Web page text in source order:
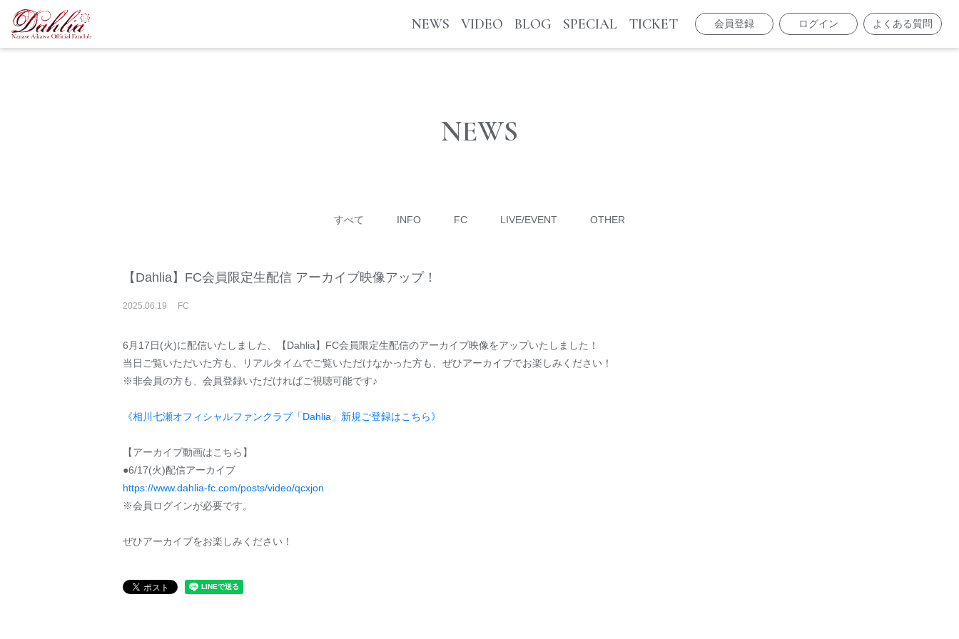
NEWS VIDEO BLOG SPECIAL TICKET 会員登録 ログイン よくある質問
NEWS
すべて INFO FC LIVE/EVENT OTHER
【Dahlia】FC会員限定生配信 アーカイブ映像アップ！
2025.06.19 FC
6月17日(火)に配信いたしました、【Dahlia】FC会員限定生配信のアーカイブ映像をアップいたしました！
当日ご覧いただいた方も、リアルタイムでご覧いただけなかった方も、ぜひアーカイブでお楽しみください！
※非会員の方も、会員登録いただければご視聴可能です♪
《相川七瀬オフィシャルファンクラブ「Dahlia」新規ご登録はこちら》
【アーカイブ動画はこちら】
●6/17(火)配信アーカイブ
https://www.dahlia-fc.com/posts/video/qcxjon
※会員ログインが必要です。
ぜひアーカイブをお楽しみください！